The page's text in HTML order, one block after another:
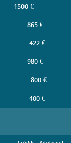
1500 €
865 €
422 €
980 €
800 €
400 €